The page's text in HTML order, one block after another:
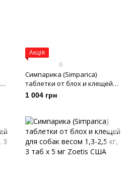
Акція
6
Симпарика (Simparica)
таблетки от блох и клещей
для собак весом 5-10 кг, 3 таб
1 004 грн